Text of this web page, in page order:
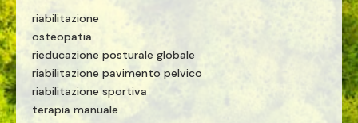
riabilitazione
osteopatia
rieducazione posturale globale
riabilitazione pavimento pelvico
riabilitazione sportiva
terapia manuale